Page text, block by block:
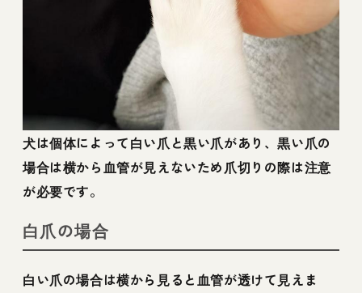
犬は個体によって白い爪と黒い爪があり、黒い爪の
場合は横から血管が見えないため爪切りの際は注意
が必要です。
白爪の場合
白い爪の場合は横から見ると血管が透けて見えま